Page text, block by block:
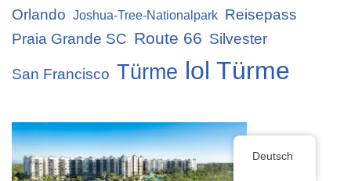
Orlando Joshua-Tree-Nationalpark Reisepass
Praia Grande SC Route 66 Silvester
San Francisco Türme lol Türme
Deutsch